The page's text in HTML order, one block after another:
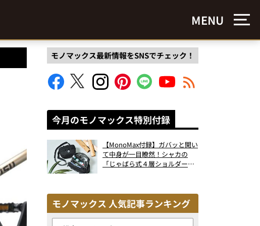
MENU
モノマックス最新情報をSNSでチェック！
今月のモノマックス特別付録
【MonoMax付録】ガバッと開い
て中身が一目瞭然！シャカの
「じゃばら式４層ショルダーバ
モノマックス 人気記事ランキング